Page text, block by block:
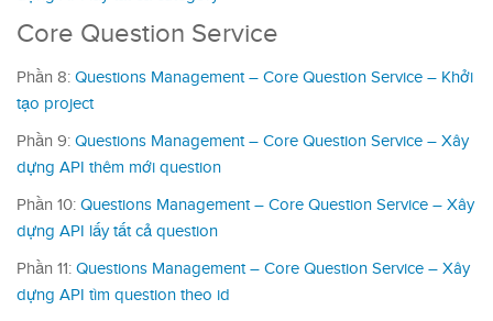
Core Question Service
Phần 8: Questions Management – Core Question Service – Khởi
tạo project
Phần 9: Questions Management – Core Question Service – Xây
dựng API thêm mới question
Phần 10: Questions Management – Core Question Service – Xây
dựng API lấy tất cả question
Phần 11: Questions Management – Core Question Service – Xây
dựng API tìm question theo id